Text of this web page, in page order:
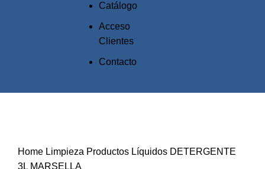
Catálogo
Acceso
Clientes
Contacto
Home Limpieza Productos Líquidos DETERGENTE
3L MARSELLA